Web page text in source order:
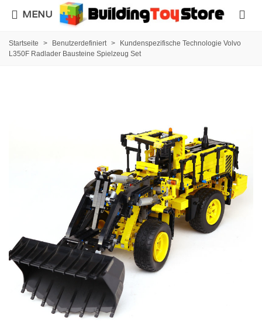
MENU
Startseite > Benutzerdefiniert >
Kundenspezifische Technologie Volvo
L350F Radlader Bausteine Spielzeug Set